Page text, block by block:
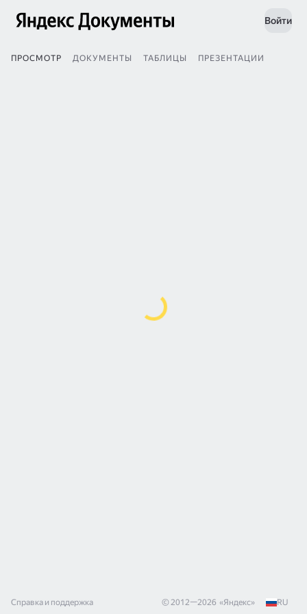
Войти
ПРОСМОТР ДОКУМЕНТЫ ТАБЛИЦЫ ПРЕЗЕНТАЦИИ
Справка и поддержка © 2012—2026 «Яндекс» RU